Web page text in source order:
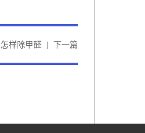
样除甲醛 | 下一篇